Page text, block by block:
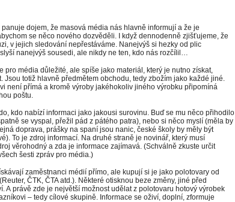
dojem, že masová média nás hlavně informují a že je
se něco nového dozvěděli. I když dennodenně zjišťujeme, že
v jejich sledování nepřestáváme. Nanejvýš si hezky od plic
nanejvýš sousedi, ale nikdy ne ten, kdo nás rozčílil…
pro média důležité, ale spíše jako materiál, který je nutno získat,
Jsou totiž hlavně předmětem obchodu, tedy zbožím jako každé jiné.
není přímá a kromě výroby jakéhokoliv jiného výrobku připomíná
poštu.
kdo nabízí informaci jako jakousi surovinu. Buď se mu něco přihodilo
se vyspal, přežil pád z pátého patra), nebo si něco myslí (měla by
doprava, prášky na spaní jsou nanic, české školy by měly být
To je zdroj informací. Na druhé straně je novinář, který musí
věrohodný a zda je informace zajímavá. (Schválně zkuste určit
šesti zpráv pro média.)
zaměstnanci médií přímo, ale kupují si je jako polotovary od
ČTK, ČTA atd.). Některé otisknou beze změny, jiné před
A právě zde je největší možnost udělat z polotovaru hotový výrobek
– tedy cílové skupině. Informace se oživí, doplní, zformuje